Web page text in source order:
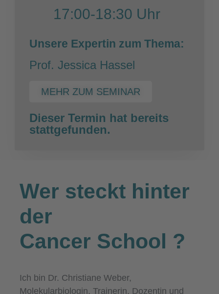
17:00-18:30 Uhr
Unsere Expertin zum Thema:
Prof. Jessica Hassel
MEHR ZUM SEMINAR
Dieser Termin hat bereits
stattgefunden.
Wer steckt hinter
der
Cancer School ?
Ich bin Dr. Christiane Weber,
Molekularbiologin, Trainerin, Dozentin und